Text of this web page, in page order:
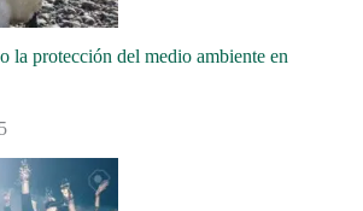
la protección del medio ambiente en